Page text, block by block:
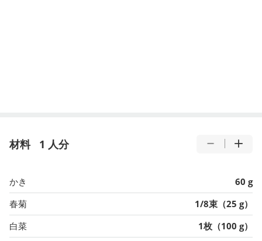
材料 1 人分
かき
60 g
春菊
1/8束（25 g）
白菜
1枚（100 g）